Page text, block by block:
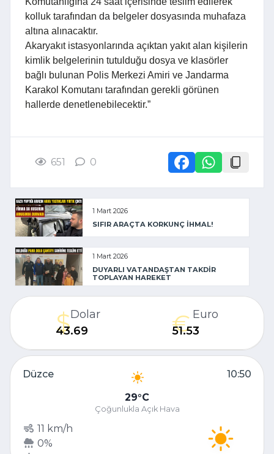
kolluk tarafından da belgeler dosyasında muhafaza
altına alınacaktır.
Akaryakıt istasyonlarında açıktan yakıt alan kişilerin
kimlik belgelerinin tutulduğu dosya ve klasörler
bağlı bulunan Polis Merkezi Amiri ve Jandarma
Karakol Komutanı tarafından gerekli görünen
hallerde denetlenebilecektir.”
651 0
1 Mart 2026
SIFIR ARAÇTA KORKUNÇ İHMAL!
1 Mart 2026
DUYARLI VATANDAŞTAN TAKDİR
TOPLAYAN HAREKET
Dolar
43.69
Euro
51.53
Düzce
10:50
29 C
Çoğunlukla Açık Hava
11 km/h
0%